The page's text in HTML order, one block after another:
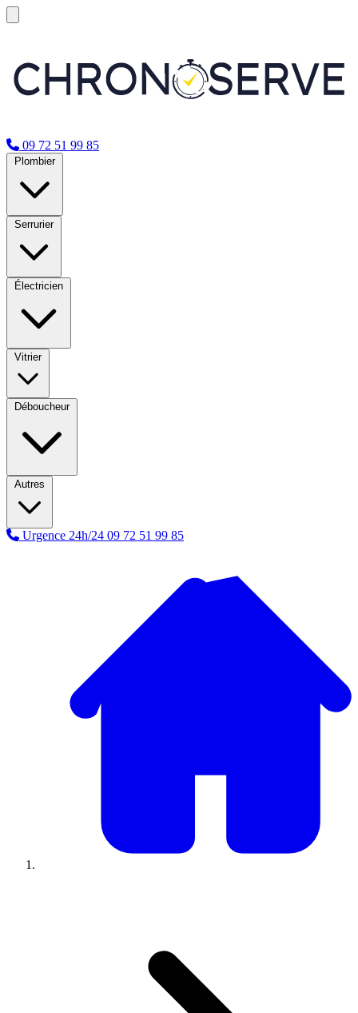
09 72 51 99 85
Plombier
Serrurier
Électricien
Vitrier
Déboucheur
Autres
Urgence 24h/24 09 72 51 99 85